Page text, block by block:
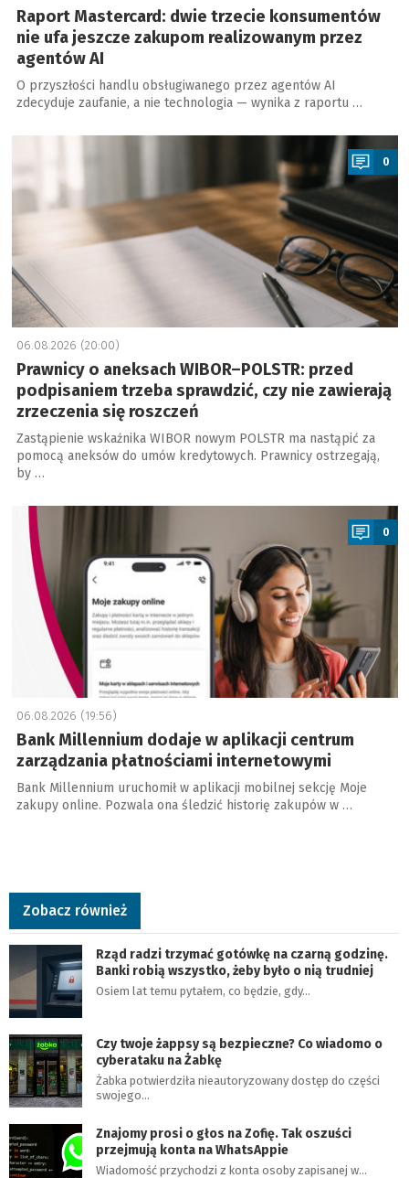
Raport Mastercard: dwie trzecie konsumentów
nie ufa jeszcze zakupom realizowanym przez
agentów AI
O przyszłości handlu obsługiwanego przez agentów AI
zdecyduje zaufanie, a nie technologia — wynika z raportu …
a
0
06.08.2026 (20:00)
Prawnicy o aneksach WIBOR–POLSTR: przed
podpisaniem trzeba sprawdzić, czy nie zawierają
zrzeczenia się roszczeń
Zastąpienie wskaźnika WIBOR nowym POLSTR ma nastąpić za
pomocą aneksów do umów kredytowych. Prawnicy ostrzegają,
by …
0
06.08.2026 (19:56)
Bank Millennium dodaje w aplikacji centrum
zarządzania płatnościami internetowymi
Bank Millennium uruchomił w aplikacji mobilnej sekcję Moje
zakupy online. Pozwala ona śledzić historię zakupów w …
Zobacz również
Rząd radzi trzymać gotówkę na czarną godzinę.
Banki robią wszystko, żeby było o nią trudniej
Osiem lat temu pytałem, co będzie, gdy…
Czy twoje żappsy są bezpieczne? Co wiadomo o
cyberataku na Żabkę
Żabka potwierdziła nieautoryzowany dostęp do części
swojego…
Znajomy prosi o głos na Zofię. Tak oszuści
przejmują konta na WhatsAppie
Wiadomość przychodzi z konta osoby zapisanej w…